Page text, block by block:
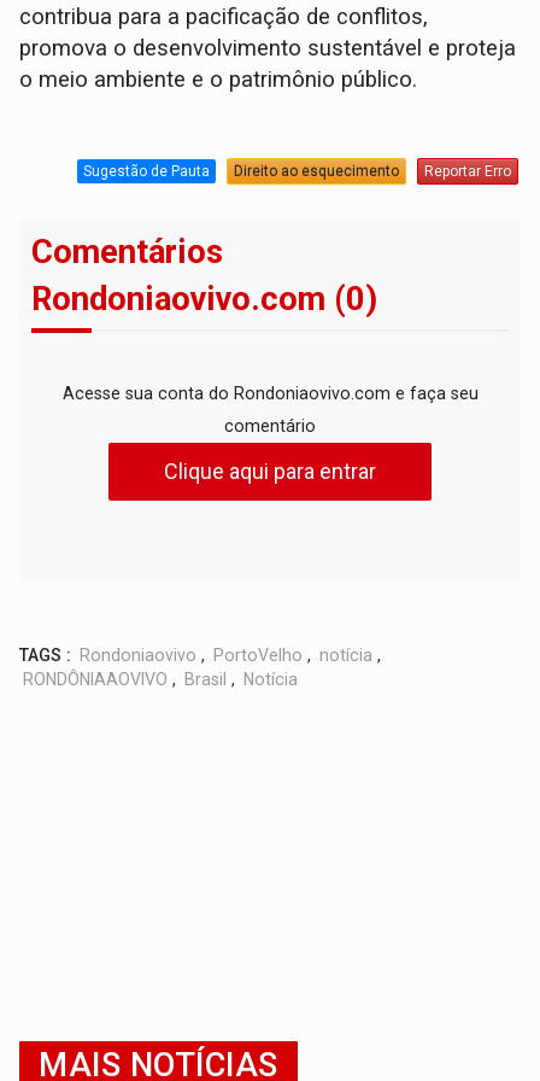
contribua para a pacificação de conflitos,
promova o desenvolvimento sustentável e proteja
o meio ambiente e o patrimônio público.
Sugestão de Pauta Direito ao esquecimento Reportar Erro
Comentários
Rondoniaovivo.com (0)
Acesse sua conta do Rondoniaovivo.com e faça seu
comentário
Clique aqui para entrar
TAGS : Rondoniaovivo , PortoVelho , notícia ,
RONDÔNIAAOVIVO , Brasil , Notícia
MAIS NOTÍCIAS